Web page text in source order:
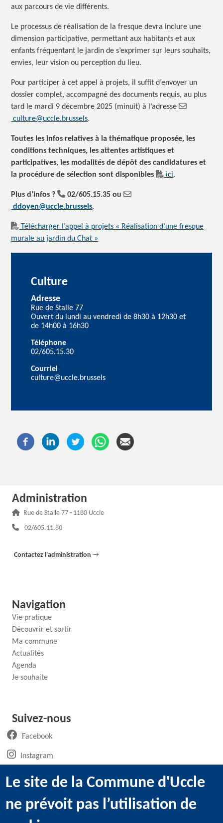
aux parcours de vie différents.
Le processus de réalisation de la fresque devra inclure une
dimension participative, permettant aux habitants et aux
enfants fréquentant le jardin de s’exprimer sur leurs souhaits,
envies, leur vision ou perception du lieu.
Pour participer à cet appel à projets, il suffit d’envoyer un
dossier complet, accompagné des documents requis, au plus
tard le mardi 9 décembre 2025 (minuit) à l’adresse
culture@uccle.brussels.
Toutes les infos relatives à la thématique proposée, les
conditions techniques, les attentes artistiques et
participatives, les modalités de dépôt des candidatures et
la procédure de sélection sont disponibles
ici.
Plus d’infos ?
02/605.15.35 ou
ddoyen@uccle.brussels.
Télécharger l’appel à projets « Réalisation d’une fresque
murale au jardin du Chat »
Culture
Adresse
Rue de Stalle 77
Ouvert du lundi au vendredi de 8h30 à 12h30 et
de 14h00 à 16h30
Téléphone
02/605.15.30
Courriel
culture@uccle.brussels
Administration
Adresse :
Rue de Stalle 77 - 1180 Uccle
Téléphone :
02/605.11.80
Contactez l'administration →
Navigation
Vie pratique
Découvrir et sortir
Ma commune
Actualités
Agenda
Je souhaite
Suivez-nous
Facebook(ouvre un nouvel onglet)
Instagram(ouvre un nouvel onglet)
LinkedIn
Youtube(ouvre un nouvel onglet)
Le site de la Commune d'Uccle
ne prévoit pas l’utilisation de